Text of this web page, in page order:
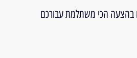
בהצעה הכי משתלמת עבורכם